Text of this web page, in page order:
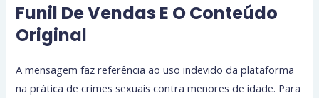
Funil De Vendas E O Conteúdo
Original
A mensagem faz referência ao uso indevido da plataforma
na prática de crimes sexuais contra menores de idade. Para